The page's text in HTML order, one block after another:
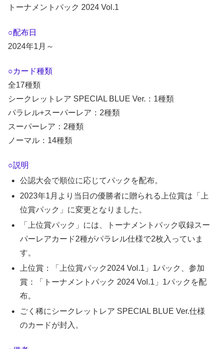
トーナメントパック 2024 Vol.1
○配布日
2024年1月～
○カード種類
全17種類
シークレットレア SPECIAL BLUE Ver.：1種類
パラレル+スーパーレア：2種類
スーパーレア：2種類
ノーマル：14種類
○説明
公認大会で順位に応じてパックを配布。
2023年1月より当日の優勝者に贈られる上位賞は「上
位賞パック」に変更となりました。
「上位賞パック」には、トーナメントパック収録スー
パーレアカード2種がパラレル仕様で2枚入っていま
す。
上位賞：「上位賞パック2024 Vol.1」1パック、参加
賞：「トーナメントパック 2024 Vol.1」1パックを配
布。
ごく稀にシークレットレア SPECIAL BLUE Ver.仕様
のカードが封入。